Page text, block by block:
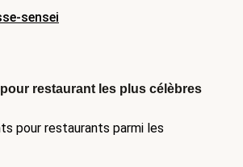
restaurant les plus célèbres
pour restaurants parmi les